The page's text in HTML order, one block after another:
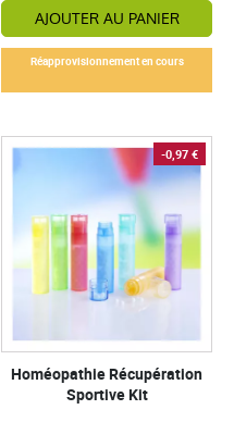
AJOUTER AU PANIER
Réapprovisionnement en cours
-0,97 €
Homéopathie Récupération
Sportive Kit